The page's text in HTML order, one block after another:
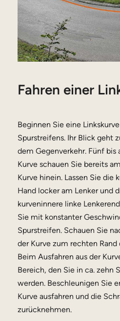
Fahren einer
Beginnen Sie eine
Spurstreifens. Ihr Blick geht
dem Gegenverkehr. Fünf
Kurve schauen Sie bereits
Kurve hinein. Lassen Sie die
Hand locker am Lenker und
kurveninnere linke
Sie mit konstanter
Spurstreifen. Schauen Sie
der Kurve zum rechten Rand
Beim Ausfahren aus der
Bereich, den Sie in ca. zehn
werden. Beschleunigen Sie
Kurve ausfahren und die
zurücknehmen.